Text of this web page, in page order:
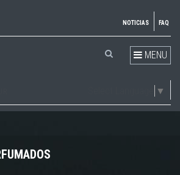
NOTICIAS FAQ
MENU
▼